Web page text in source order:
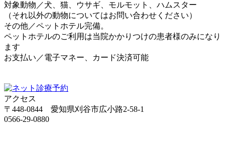
対象動物／犬、猫、ウサギ、モルモット、ハムスター
（それ以外の動物についてはお問い合わせください）
その他／ペットホテル完備。
ペットホテルのご利用は当院かかりつけの患者様のみになり
ます
お支払い／電子マネー、カード決済可能
アクセス
〒448-0844 愛知県刈谷市広小路2-58-1
0566-29-0880